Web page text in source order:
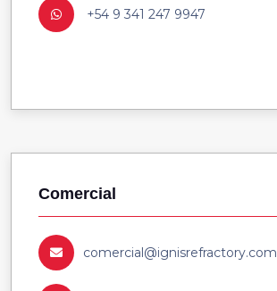
+54 9 341 247 9947
Comercial
comercial@ignisrefractory.com